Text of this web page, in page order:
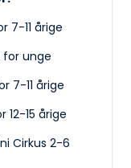
7-11 årige
for unge
7-11 årige
12-15 årige
Cirkus 2-6